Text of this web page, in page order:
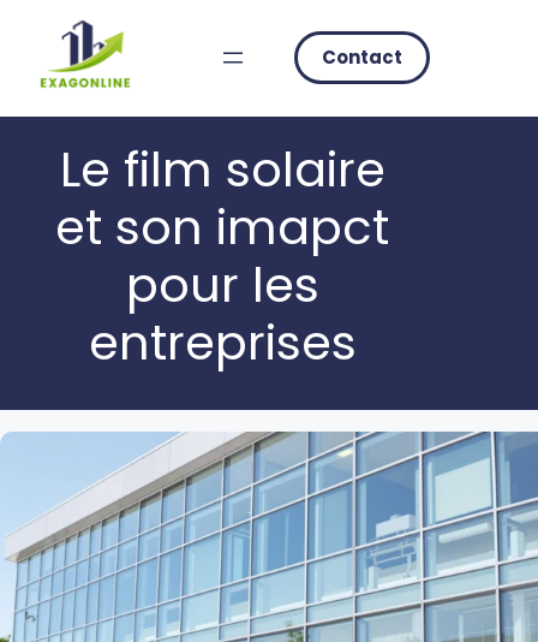
content
Contact
Le film solaire
et son imapct
pour les
entreprises